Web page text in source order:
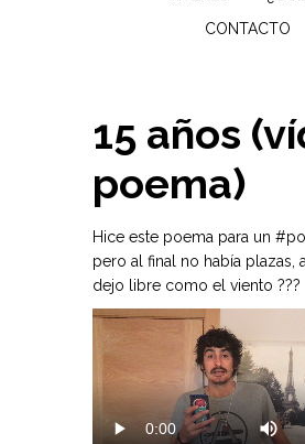
CONTACTO
15 años
poema)
Hice este poema para un
pero al final no había plazas,
dejo libre como el viento ???